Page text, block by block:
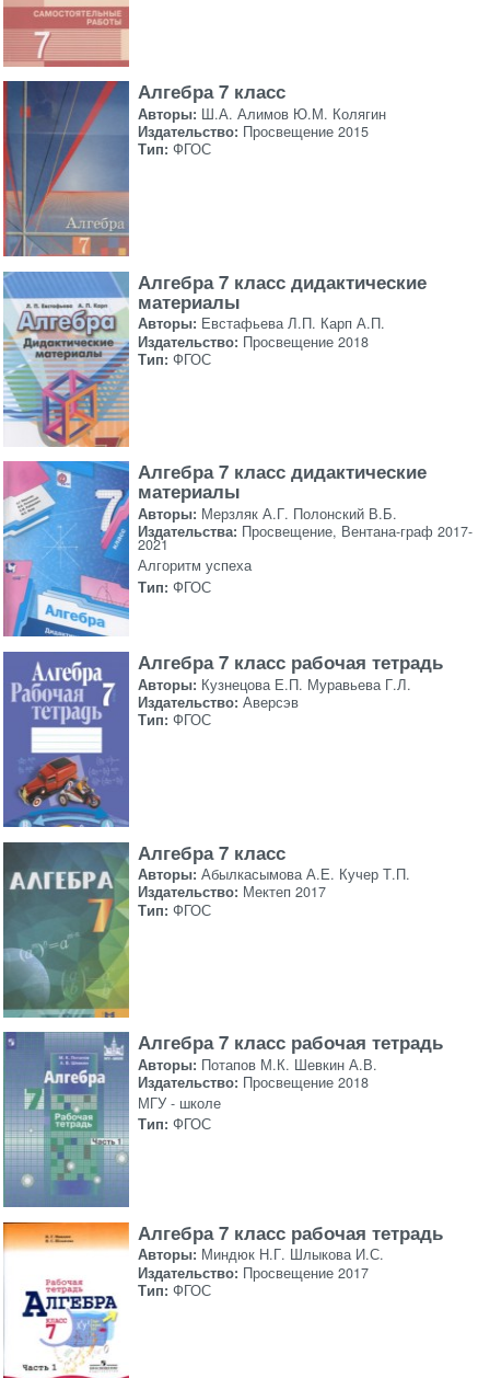
Алгебра 7 класс
Авторы: Ш.А. Алимов Ю.М. Колягин
Издательство: Просвещение 2015
Тип: ФГОС
Алгебра 7 класс дидактические
материалы
Авторы: Евстафьева Л.П. Карп А.П.
Издательство: Просвещение 2018
Тип: ФГОС
Алгебра 7 класс дидактические
материалы
Авторы: Мерзляк А.Г. Полонский В.Б.
Издательства: Просвещение, Вентана-граф 2017-
2021
Алгоритм успеха
Тип: ФГОС
Алгебра 7 класс рабочая тетрадь
Авторы: Кузнецова Е.П. Муравьева Г.Л.
Издательство: Аверсэв
Тип: ФГОС
Алгебра 7 класс
Авторы: Абылкасымова А.Е. Кучер Т.П.
Издательство: Мектеп 2017
Тип: ФГОС
Алгебра 7 класс рабочая тетрадь
Авторы: Потапов М.К. Шевкин А.В.
Издательство: Просвещение 2018
МГУ - школе
Тип: ФГОС
Алгебра 7 класс рабочая тетрадь
Авторы: Миндюк Н.Г. Шлыкова И.С.
Издательство: Просвещение 2017
Тип: ФГОС